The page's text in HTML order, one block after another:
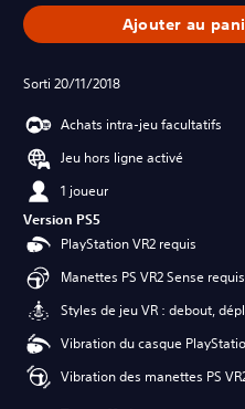
Ajouter au
Sorti 20/11/2018
Achats intra-jeu facultatifs
Jeu hors ligne activé
1 joueur
Version PS5
PlayStation VR2 requis
Manettes PS VR2 Sense
Styles de jeu VR : debout,
Vibration du casque
Vibration des manettes PS